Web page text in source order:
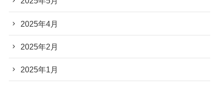
2025年4月
2025年2月
2025年1月